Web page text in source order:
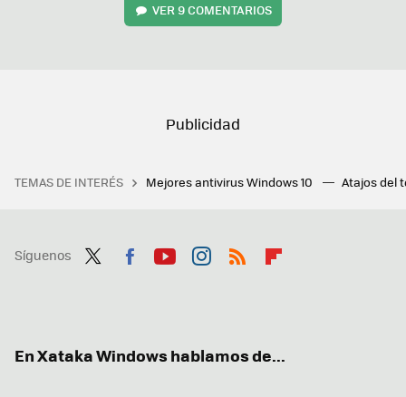
VER 9 COMENTARIOS
TEMAS DE INTERÉS Mejores antivirus Windows 10 Atajos del
Síguenos
En Xataka Windows hablamos de...